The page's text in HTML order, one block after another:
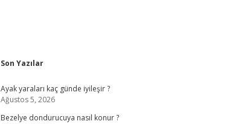
Sidebar
Son Yazılar
Ayak yaraları kaç günde iyileşir ?
Ağustos 5, 2026
Bezelye dondurucuya nasıl konur ?